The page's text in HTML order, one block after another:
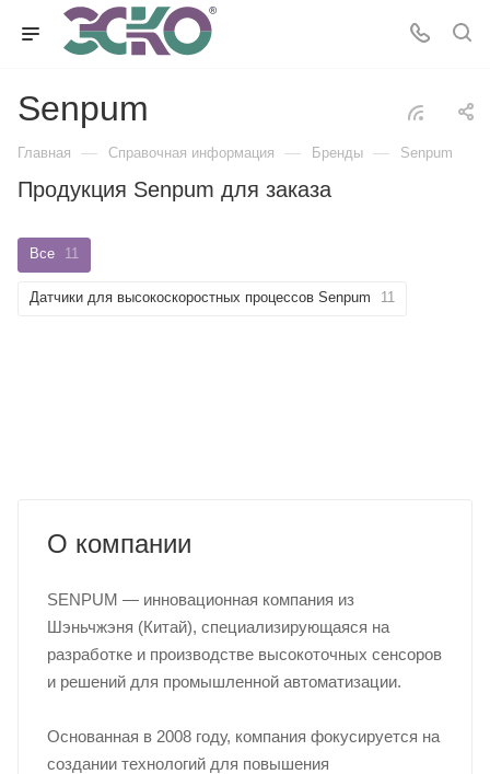
Senpum
Главная — Справочная информация — Бренды — Senpum
Продукция Senpum для заказа
Все 11
Датчики для высокоскоростных процессов Senpum 11
О компании
SENPUM — инновационная компания из
Шэньчжэня (Китай), специализирующаяся на
разработке и производстве высокоточных сенсоров
и решений для промышленной автоматизации.
Основанная в 2008 году, компания фокусируется на
создании технологий для повышения